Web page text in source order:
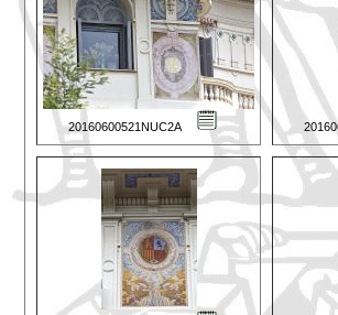
20160600521NUC2A